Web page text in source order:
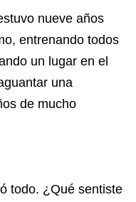
nueve años
entrenando todos
un lugar en el
una
de mucho
todo. ¿Qué sentiste